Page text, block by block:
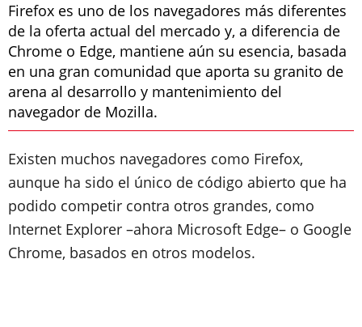
Firefox es uno de los navegadores más diferentes
de la oferta actual del mercado y, a diferencia de
Chrome o Edge, mantiene aún su esencia, basada
en una gran comunidad que aporta su granito de
arena al desarrollo y mantenimiento del
navegador de Mozilla.
Existen muchos navegadores como Firefox,
aunque ha sido el único de código abierto que ha
podido competir contra otros grandes, como
Internet Explorer –ahora Microsoft Edge– o Google
Chrome, basados en otros modelos.